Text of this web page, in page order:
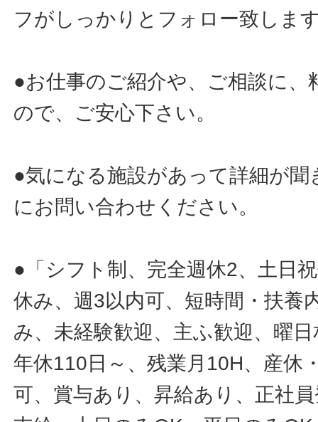
フがしっかりとフォロー致しま
●お仕事のご紹介や、ご相談に
ので、ご安心下さい。
●気になる施設があって詳細が
にお問い合わせください。
●「シフト制、完全週休2、土日
休み、週3以内可、短時間・扶養
み、未経験歓迎、主ふ歓迎、曜
年休110日～、残業月10H、産休
可、賞与あり、昇給あり、正社